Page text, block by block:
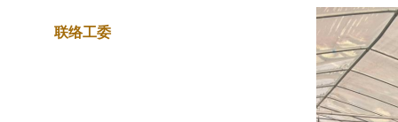
联络工委